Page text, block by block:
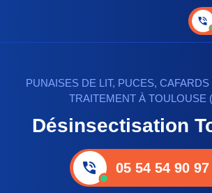
PUNAISES DE LIT, PUCES, CAFARDS
TRAITEMENT À TOULOUSE
Désinsectisation
05 54 54 90 97